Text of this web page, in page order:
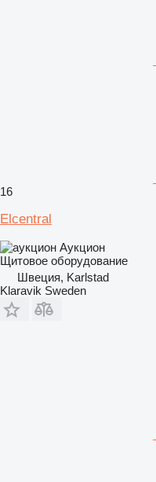
16
Elcentral
Аукцион
Щитовое оборудование
Швеция, Karlstad
Klaravik Sweden